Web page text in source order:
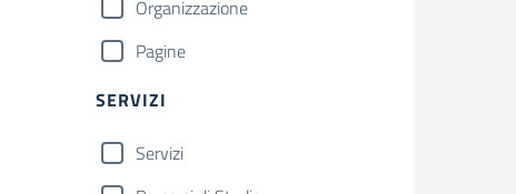
Organizzazione
Pagine
SERVIZI
Servizi